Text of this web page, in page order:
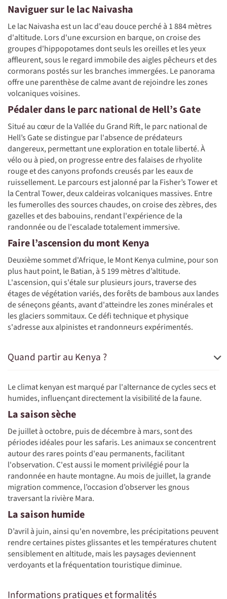
Naviguer sur le lac Naivasha
Le lac Naivasha est un lac d'eau douce perché à 1 884 mètres
d'altitude. Lors d'une excursion en barque, on croise des
groupes d'hippopotames dont seuls les oreilles et les yeux
affleurent, sous le regard immobile des aigles pêcheurs et des
cormorans postés sur les branches immergées. Le panorama
offre une parenthèse de calme avant de rejoindre les zones
volcaniques voisines.
Pédaler dans le parc national de Hell’s Gate
Situé au cœur de la Vallée du Grand Rift, le parc national de
Hell’s Gate se distingue par l'absence de prédateurs
dangereux, permettant une exploration en totale liberté. À
vélo ou à pied, on progresse entre des falaises de rhyolite
rouge et des canyons profonds creusés par les eaux de
ruissellement. Le parcours est jalonné par la Fisher’s Tower et
la Central Tower, deux caldeiras volcaniques massives. Entre
les fumerolles des sources chaudes, on croise des zèbres, des
gazelles et des babouins, rendant l'expérience de la
randonnée ou de l'escalade totalement immersive.
Faire l’ascension du mont Kenya
Deuxième sommet d'Afrique, le Mont Kenya culmine, pour son
plus haut point, le Batian, à 5 199 mètres d’altitude.
L'ascension, qui s'étale sur plusieurs jours, traverse des
étages de végétation variés, des forêts de bambous aux landes
de séneçons géants, avant d'atteindre les zones minérales et
les glaciers sommitaux. Ce défi technique et physique
s'adresse aux alpinistes et randonneurs expérimentés.
Quand partir au Kenya ?
Le climat kenyan est marqué par l'alternance de cycles secs et
humides, influençant directement la visibilité de la faune.
La saison sèche
De juillet à octobre, puis de décembre à mars, sont des
périodes idéales pour les safaris. Les animaux se concentrent
autour des rares points d'eau permanents, facilitant
l'observation. C'est aussi le moment privilégié pour la
randonnée en haute montagne. Au mois de juillet, la grande
migration commence, l’occasion d’observer les gnous
traversant la rivière Mara.
La saison humide
D’avril à juin, ainsi qu'en novembre, les précipitations peuvent
rendre certaines pistes glissantes et les températures chutent
sensiblement en altitude, mais les paysages deviennent
verdoyants et la fréquentation touristique diminue.
Informations pratiques et formalités